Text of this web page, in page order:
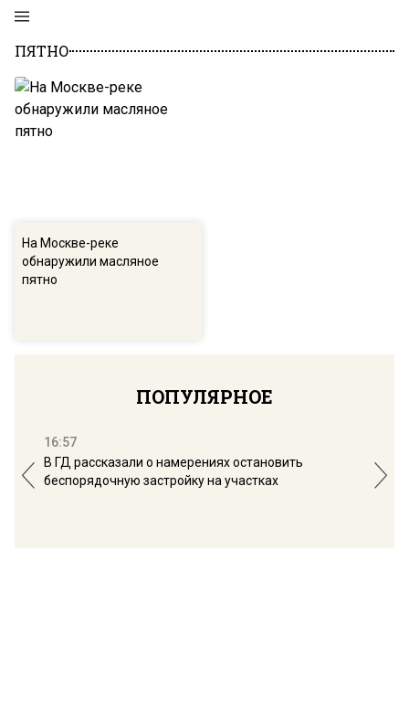
ПЯТНО
На Москве-реке
обнаружили масляное
пятно
ПОПУЛЯРНОЕ
16:57
В ГД рассказали о намерениях остановить
беспорядочную застройку на участках